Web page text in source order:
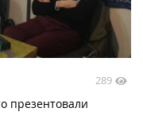
289
презентовали